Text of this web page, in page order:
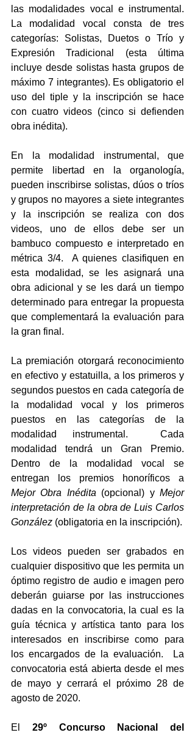
las modalidades vocal e instrumental.
La modalidad vocal consta de tres
categorías: Solistas, Duetos o Trío y
Expresión Tradicional (esta última
incluye desde solistas hasta grupos de
máximo 7 integrantes). Es obligatorio el
uso del tiple y la inscripción se hace
con cuatro videos (cinco si defienden
obra inédita).
En la modalidad instrumental, que
permite libertad en la organología,
pueden inscribirse solistas, dúos o tríos
y grupos no mayores a siete integrantes
y la inscripción se realiza con dos
videos, uno de ellos debe ser un
bambuco compuesto e interpretado en
métrica 3/4.  A quienes clasifiquen en
esta modalidad, se les asignará una
obra adicional y se les dará un tiempo
determinado para entregar la propuesta
que complementará la evaluación para
la gran final.
La premiación otorgará reconocimiento
en efectivo y estatuilla, a los primeros y
segundos puestos en cada categoría de
la modalidad vocal y los primeros
puestos en las categorías de la
modalidad instrumental.  Cada
modalidad tendrá un Gran Premio.
Dentro de la modalidad vocal se
Mejor Obra Inédita (opcional) y Mejor
interpretación de la obra de Luis Carlos
González
Los videos pueden ser grabados en
cualquier dispositivo que les permita un
óptimo registro de audio e imagen pero
deberán guiarse por las instrucciones
dadas en la convocatoria, la cual es la
guía técnica y artística tanto para los
interesados en inscribirse como para
los encargados de la evaluación.  La
convocatoria está abierta desde el mes
de mayo y cerrará el próximo 28 de
agosto de 2020.
El 29º Concurso Nacional del